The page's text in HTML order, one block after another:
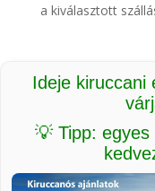
a kiválasztott
Ideje kiruccani
💡 Tipp: